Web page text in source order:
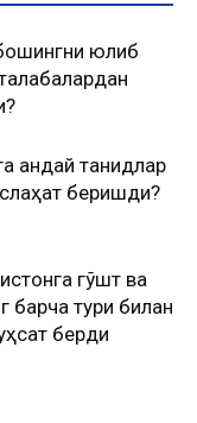
юлиб
танқидлар
беришди?
гўшт ва
барча тури билан
берди